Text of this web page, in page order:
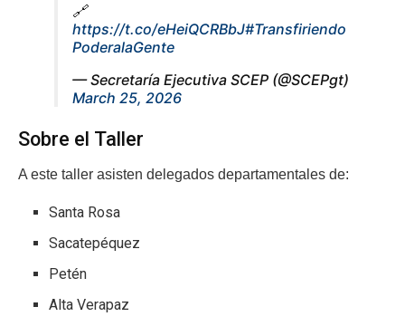
🔗
https://t.co/eHeiQCRBbJ#Transfiriendo
PoderalaGente
— Secretaría Ejecutiva SCEP (@SCEPgt)
March 25, 2026
Sobre el Taller
A este taller asisten delegados departamentales de:
Santa Rosa
Sacatepéquez
Petén
Alta Verapaz